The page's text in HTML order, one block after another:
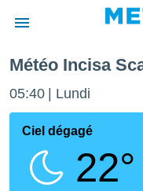
de
Météo Incisa
05:40 Lundi
Ciel dégagé
22°